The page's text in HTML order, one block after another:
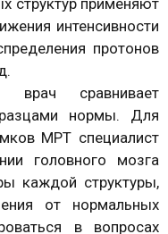
структур применяют
интенсивности
протонов
врач сравнивает
нормы. Для
МРТ специалист
головного мозга
каждой структуры,
от нормальных
в вопросах